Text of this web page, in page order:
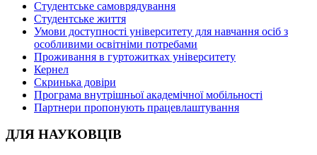
Студентське самоврядування
Студентське життя
Умови доступності університету для навчання осіб з
особливими освітніми потребами
Проживання в гуртожитках університету
Кернел
Скринька довіри
Програма внутрішньої академічної мобільності
Партнери пропонують працевлаштування
ДЛЯ НАУКОВЦІВ